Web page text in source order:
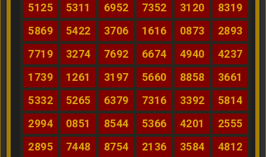
5125
5311 6952 7352 3120
8319
5869
5422 3706 1616 0873
2893
7719
3274 7692 6674 4940
4237
1739
1261 3197 5660 8858
3661
5332
5265 6379 7316 3392
5814
2994
0851 8544 5366 4201
2555
2895
7448 8754 2136 3584
4812